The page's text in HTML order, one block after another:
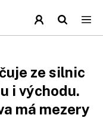
ze silnic
i východu.
má mezery